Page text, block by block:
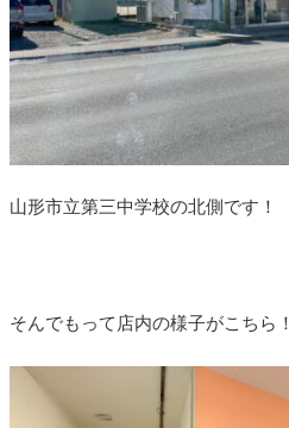
山形市立第三中学校の北側です！
そんでもって店内の様子がこちら！